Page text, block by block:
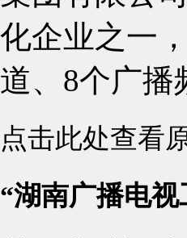
化企业之一
道、8个广播
点击此处查看
“湖南广播电